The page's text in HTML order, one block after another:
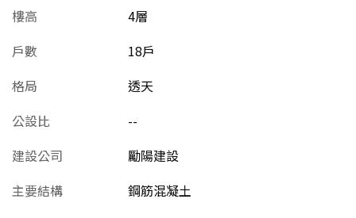
樓高
4層
戶數
18戶
格局
透天
公設比
--
建設公司
勵陽建設
主要結構
鋼筋混凝土